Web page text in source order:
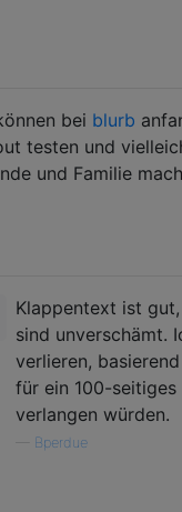
bei blurb
testen und
und Familie
Klappentext ist
sind unverschämt.
verlieren,
für ein 100-seitiges
verlangen würden.
Bperdue